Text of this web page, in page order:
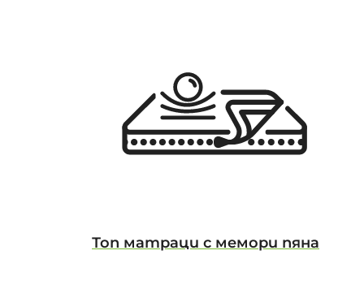
Топ матраци с мемори пяна